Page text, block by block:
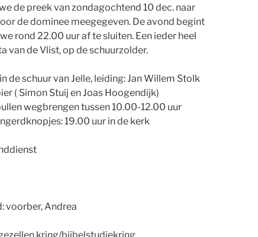
de preek van zondagochtend 10 dec. naar
de dominee meegegeven. De avond begint
rond 22.00 uur af te sluiten. Een ieder heel
van de Vlist, op de schuurzolder.
de schuur van Jelle, leiding: Jan Willem Stolk
( Simon Stuij en Joas Hoogendijk)
wegbrengen tussen 10.00-12.00 uur
19.00 uur in de kerk
voorber, Andrea